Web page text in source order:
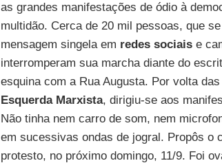
as grandes manifestações de ódio à
multidão. Cerca de 20 mil pessoas, que
mensagem singela em redes sociaise
interromperam sua marcha diante do
esquina com a Rua Augusta. Por volta
Esquerda Marxista, dirigiu-se aos
Não tinha nem carro de som, nem
em sucessivas ondas de jogral. Propôs o
protesto, no próximo domingo, 11/9. Foi